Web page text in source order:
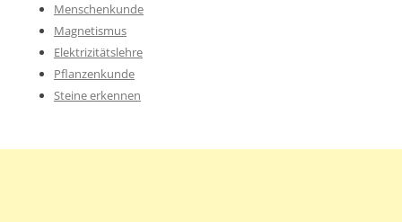
Menschenkunde
Magnetismus
Elektrizitätslehre
Pflanzenkunde
Steine erkennen